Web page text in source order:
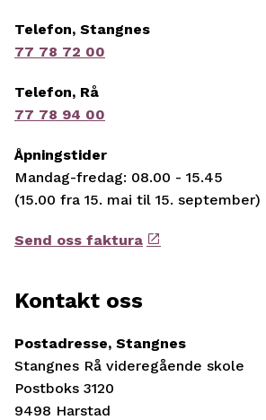
Telefon, Stangnes
77 78 72 00
Telefon, Rå
77 78 94 00
Åpningstider
Mandag-fredag: 08.00 - 15.45
(15.00 fra 15. mai til 15. september)
Send oss faktura
Kontakt oss
Postadresse, Stangnes
Stangnes Rå videregående skole
Postboks 3120
9498 Harstad